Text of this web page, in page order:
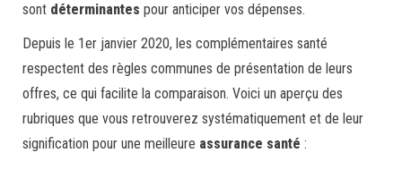
sont déterminantes pour anticiper vos dépenses.
Depuis le 1er janvier 2020, les complémentaires santé
respectent des règles communes de présentation de leurs
offres, ce qui facilite la comparaison. Voici un aperçu des
rubriques que vous retrouverez systématiquement et de leur
signification pour une meilleure assurance santé :